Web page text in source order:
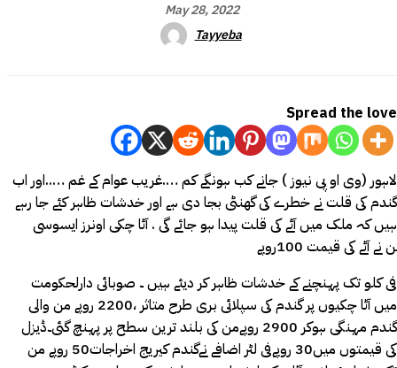
May 28, 2022
Tayyeba
Spread the love
لاہور (وی او پی نیوز ) جانے کب ہونگے کم ….غریب عوام کے غم …..اور اب
گندم کی قلت نے خطرے کی گھنٹی بجا دی ہے اور خدشات ظاہر کئے جا رہے
ہیں کہ ملک میں آٹے کی قلت پیدا ہو جائے گی . آٹا چکی اونرز ایسوسی
آٹے کی قیمت 100روپے
فی کلو تک پہنچنے کے خدشات ظاہر کر دیئے ہیں‌ ۔ صوبائی دارلحکومت
میں آٹا چکیوں پر گندم کی سپلائی بری طرح متاثر ،2200 روپے من والی
گندم مہنگی ہوکر 2900 روپےمن کی بلند ترین سطح پر پہنچ گئی۔ڈیزل
کی قیمتوں میں30 روپےفی لٹر اضافے نےگندم کیریج اخراجات50 روپے من